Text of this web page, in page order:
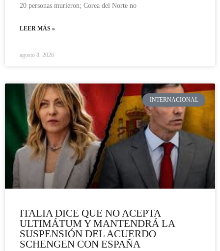
20 personas murieron; Corea del Norte no
LEER MÁS »
agosto 8, 2026
INTERNACIONAL
ITALIA DICE QUE NO ACEPTA
ULTIMÁTUM Y MANTENDRÁ LA
SUSPENSIÓN DEL ACUERDO
SCHENGEN CON ESPAÑA